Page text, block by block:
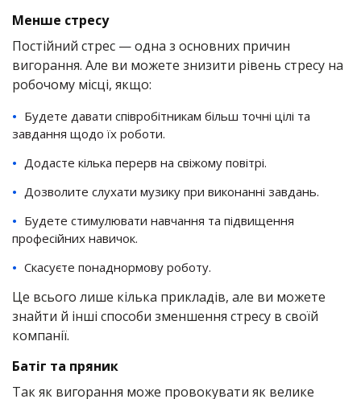
Менше стресу
Постійний стрес — одна з основних причин
вигорання. Але ви можете знизити рівень стресу на
робочому місці, якщо:
Будете давати співробітникам більш точні цілі та
завдання щодо їх роботи.
Додасте кілька перерв на свіжому повітрі.
Дозволите слухати музику при виконанні завдань.
Будете стимулювати навчання та підвищення
професійних навичок.
Скасуєте понаднормову роботу.
Це всього лише кілька прикладів, але ви можете
знайти й інші способи зменшення стресу в своїй
компанії.
Батіг та пряник
Так як вигорання може провокувати як велике